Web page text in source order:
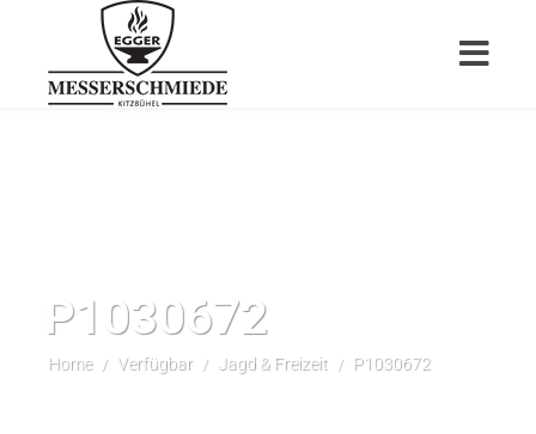
P1030672
Home / Verfügbar / Jagd & Freizeit / P1030672